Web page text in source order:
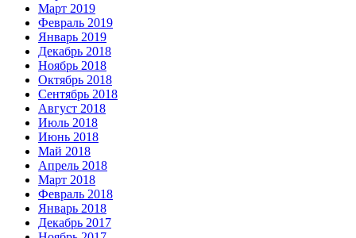
Март 2019
Февраль 2019
Январь 2019
Декабрь 2018
Ноябрь 2018
Октябрь 2018
Сентябрь 2018
Август 2018
Июль 2018
Июнь 2018
Май 2018
Апрель 2018
Март 2018
Февраль 2018
Январь 2018
Декабрь 2017